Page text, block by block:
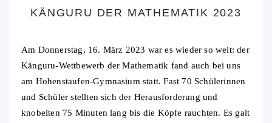
KÄNGURU DER MATHEMATIK 2023
Am Donnerstag, 16. März 2023 war es wieder so weit: der
Känguru-Wettbewerb der Mathematik fand auch bei uns
am Hohenstaufen-Gymnasium statt. Fast 70 Schülerinnen
und Schüler stellten sich der Herausforderung und
knobelten 75 Minuten lang bis die Köpfe rauchten. Es galt